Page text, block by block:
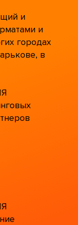
и
и
городах
в